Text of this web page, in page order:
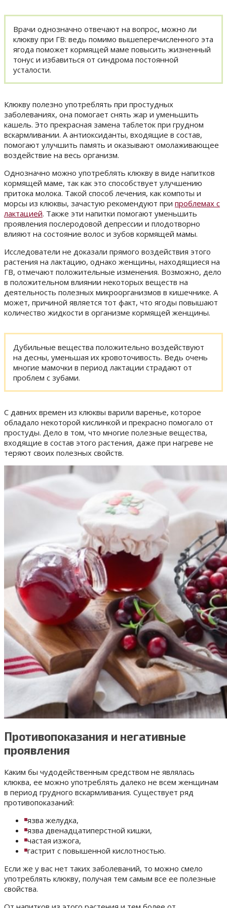
Врачи однозначно отвечают на вопрос, можно ли
клюкву при ГВ: ведь помимо вышеперечисленного эта
ягода поможет кормящей маме повысить жизненный
тонус и избавиться от синдрома постоянной
усталости.
Клюкву полезно употреблять при простудных
заболеваниях, она помогает снять жар и уменьшить
кашель. Это прекрасная замена таблеток при грудном
вскармливании. А антиоксиданты, входящие в состав,
помогают улучшить память и оказывают омолаживающее
воздействие на весь организм.
Однозначно можно употреблять клюкву в виде напитков
кормящей маме, так как это способствует улучшению
притока молока. Такой способ лечения, как компоты и
морсы из клюквы, зачастую рекомендуют при проблемах с
лактацией. Также эти напитки помогают уменьшить
проявления послеродовой депрессии и плодотворно
влияют на состояние волос и зубов кормящей мамы.
Исследователи не доказали прямого воздействия этого
растения на лактацию, однако женщины, находящиеся на
ГВ, отмечают положительные изменения. Возможно, дело
в положительном влиянии некоторых веществ на
деятельность полезных микроорганизмов в кишечнике. А
может, причиной является тот факт, что ягоды повышают
количество жидкости в организме кормящей женщины.
Дубильные вещества положительно воздействуют
на десны, уменьшая их кровоточивость. Ведь очень
многие мамочки в период лактации страдают от
проблем с зубами.
С давних времен из клюквы варили варенье, которое
обладало некоторой кислинкой и прекрасно помогало от
простуды. Дело в том, что многие полезные вещества,
входящие в состав этого растения, даже при нагреве не
теряют своих полезных свойств.
Противопоказания и негативные
проявления
Каким бы чудодейственным средством не являлась
клюква, ее можно употреблять далеко не всем женщинам
в период грудного вскармливания. Существует ряд
противопоказаний:
язва желудка,
язва двенадцатиперстной кишки,
частая изжога,
гастрит с повышенной кислотностью.
Если же у вас нет таких заболеваний, то можно смело
употреблять клюкву, получая тем самым все ее полезные
свойства.